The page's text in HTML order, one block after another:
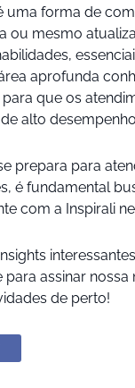
uma forma de
ou mesmo
aprofunda
que os
alto
prepara para
é fundamental
com a Inspirali
assinar nossa
de perto!